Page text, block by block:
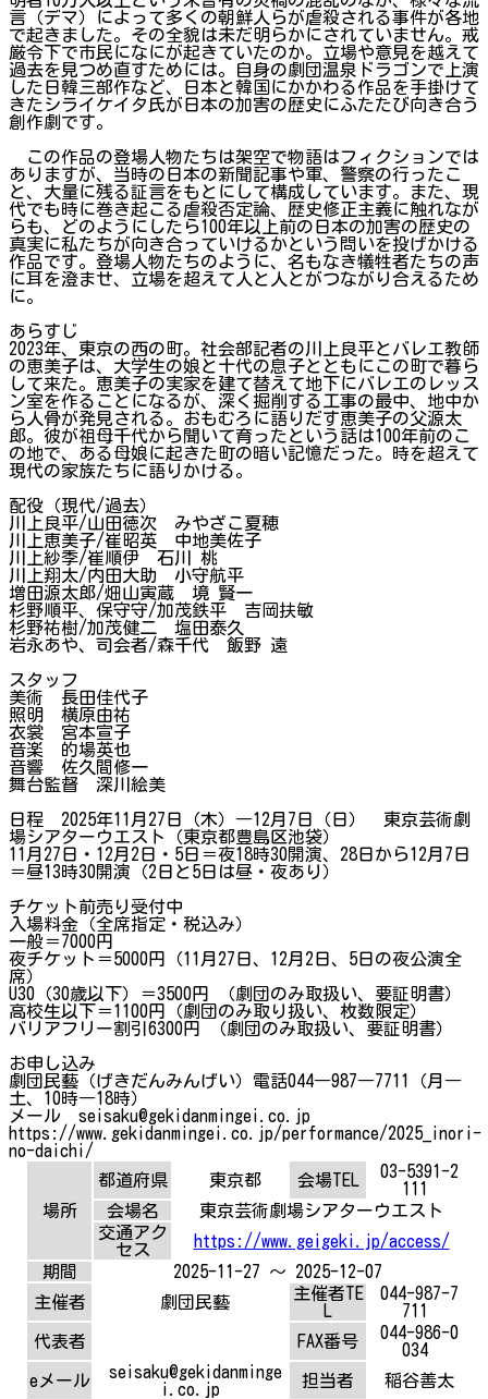
言（デマ）によって多くの朝鮮人らが虐殺される事件が各地
で起きました。その全貌は未だ明らかにされていません。戒
厳令下で市民になにが起きていたのか。立場や意見を越えて
過去を見つめ直すためには。自身の劇団温泉ドラゴンで上演
した日韓三部作など、日本と韓国にかかわる作品を手掛けて
きたシライケイタ氏が日本の加害の歴史にふたたび向き合う
創作劇です。
この作品の登場人物たちは架空で物語はフィクションでは
ありますが、当時の日本の新聞記事や軍、警察の行ったこ
と、大量に残る証言をもとにして構成しています。また、現
代でも時に巻き起こる虐殺否定論、歴史修正主義に触れなが
らも、どのようにしたら100年以上前の日本の加害の歴史の
真実に私たちが向き合っていけるかという問いを投げかける
作品です。登場人物たちのように、名もなき犠牲者たちの声
に耳を澄ませ、立場を超えて人と人とがつながり合えるため
に。
あらすじ
2023年、東京の西の町。社会部記者の川上良平とバレエ教師
の恵美子は、大学生の娘と十代の息子とともにこの町で暮ら
して来た。恵美子の実家を建て替えて地下にバレエのレッス
ン室を作ることになるが、深く掘削する工事の最中、地中か
ら人骨が発見される。おもむろに語りだす恵美子の父源太
郎。彼が祖母千代から聞いて育ったという話は100年前のこ
の地で、ある母娘に起きた町の暗い記憶だった。時を超えて
現代の家族たちに語りかける。
配役（現代/過去）
川上良平/山田徳次 みやざこ夏穂
川上恵美子/崔昭英 中地美佐子
川上紗季/崔順伊 石川 桃
川上翔太/内田大助 小守航平
増田源太郎/畑山寅蔵 境 賢一
杉野順平、保守守/加茂鉄平 吉岡扶敏
杉野祐樹/加茂健二 塩田泰久
岩永あや、司会者/森千代 飯野 遠
スタッフ
美術 長田佳代子
照明 横原由祐
衣裳 宮本宣子
音楽 的場英也
音響 佐久間修一
舞台監督 深川絵美
日程 2025年11月27日（木）―12月7日（日） 東京芸術劇
場シアターウエスト（東京都豊島区池袋）
11月27日・12月2日・5日＝夜18時30開演、28日から12月7日
＝昼13時30開演（2日と5日は昼・夜あり）
チケット前売り受付中
入場料金（全席指定・税込み）
一般＝7000円
夜チケット＝5000円（11月27日、12月2日、5日の夜公演全
席）
U30（30歳以下）＝3500円 （劇団のみ取扱い、要証明書）
高校生以下＝1100円（劇団のみ取り扱い、枚数限定）
バリアフリー割引6300円 （劇団のみ取扱い、要証明書）
お申し込み
劇団民藝（げきだんみんげい）電話044―987―7711（月―
土、10時―18時）
メール seisaku@gekidanmingei.co.jp
https://www.gekidanmingei.co.jp/performance/2025_inori-
no-daichi/
場所
都道府県 東京都 会場TEL
03-5391-2
111
会場名
東京芸術劇場シアターウエスト
交通アク
セス
https://www.geigeki.jp/access/
期間
2025-11-27 ～ 2025-12-07
主催者
劇団民藝
主催者TE
044-987-7
711
代表者
FAX番号
044-986-0
034
eメール
seisaku@gekidanminge
i.co.jp
担当者
稲谷善太